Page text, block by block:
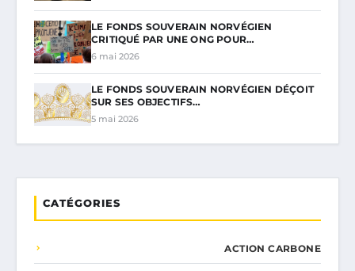
LE FONDS SOUVERAIN NORVÉGIEN
CRITIQUÉ PAR UNE ONG POUR…
6 mai 2026
LE FONDS SOUVERAIN NORVÉGIEN DÉÇOIT
SUR SES OBJECTIFS…
5 mai 2026
CATÉGORIES
ACTION CARBONE